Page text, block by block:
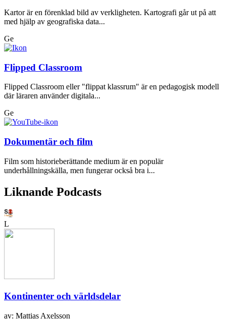
Kartor är en förenklad bild av verkligheten. Kartografi går ut på att
med hjälp av geografiska data...
Ge
Flipped Classroom
Flipped Classroom eller "flippat klassrum" är en pedagogisk modell
där läraren använder digitala...
Ge
Dokumentär och film
Film som historieberättande medium är en populär
underhållningskälla, men fungerar också bra i...
Liknande Podcasts
L
Kontinenter och världsdelar
av: Mattias Axelsson